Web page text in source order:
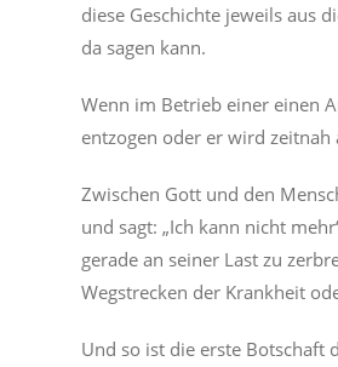
diese Geschichte jeweils aus
da sagen kann.
Wenn im Betrieb einer einen
entzogen oder er wird
Zwischen Gott und den
und sagt: „Ich kann nicht
gerade an seiner Last zu
Wegstrecken der Krankheit
Und so ist die erste Botschaft